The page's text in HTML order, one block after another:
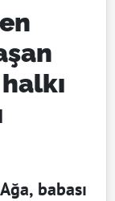
babası